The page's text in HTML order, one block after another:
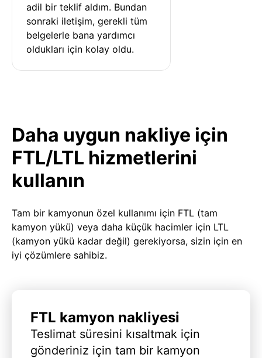
adil bir teklif aldım. Bundan
sonraki iletişim, gerekli tüm
belgelerle bana yardımcı
oldukları için kolay oldu.
Daha uygun nakliye için
FTL/LTL hizmetlerini
kullanın
Tam bir kamyonun özel kullanımı için FTL (tam
kamyon yükü) veya daha küçük hacimler için LTL
(kamyon yükü kadar değil) gerekiyorsa, sizin için en
iyi çözümlere sahibiz.
FTL kamyon nakliyesi
Teslimat süresini kısaltmak için
gönderiniz için tam bir kamyon